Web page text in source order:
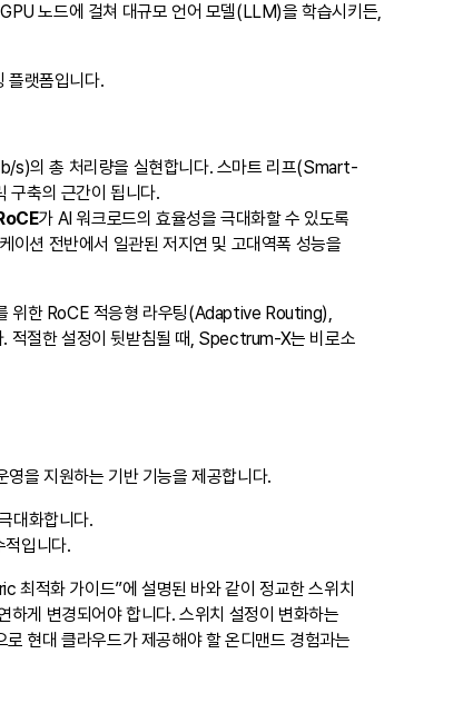
노드에 걸쳐 대규모 언어 모델(LLM)을 학습시키든,
플랫폼입니다.
s)의 총 처리량을 실현합니다. 스마트 리프(Smart-
구축의 근간이 됩니다.
가 AI 워크로드의 효율성을 극대화할 수 있도록
션 전반에서 일관된 저지연 및 고대역폭 성능을
위한 RoCE 적응형 라우팅(Adaptive Routing),
절한 설정이 뒷받침될 때, Spectrum-X는 비로소
을 지원하는 기반 기능을 제공합니다.
대화합니다.
입니다.
적화 가이드”에 설명된 바와 같이 정교한 스위치
하게 변경되어야 합니다. 스위치 설정이 변화하는
현대 클라우드가 제공해야 할 온디맨드 경험과는